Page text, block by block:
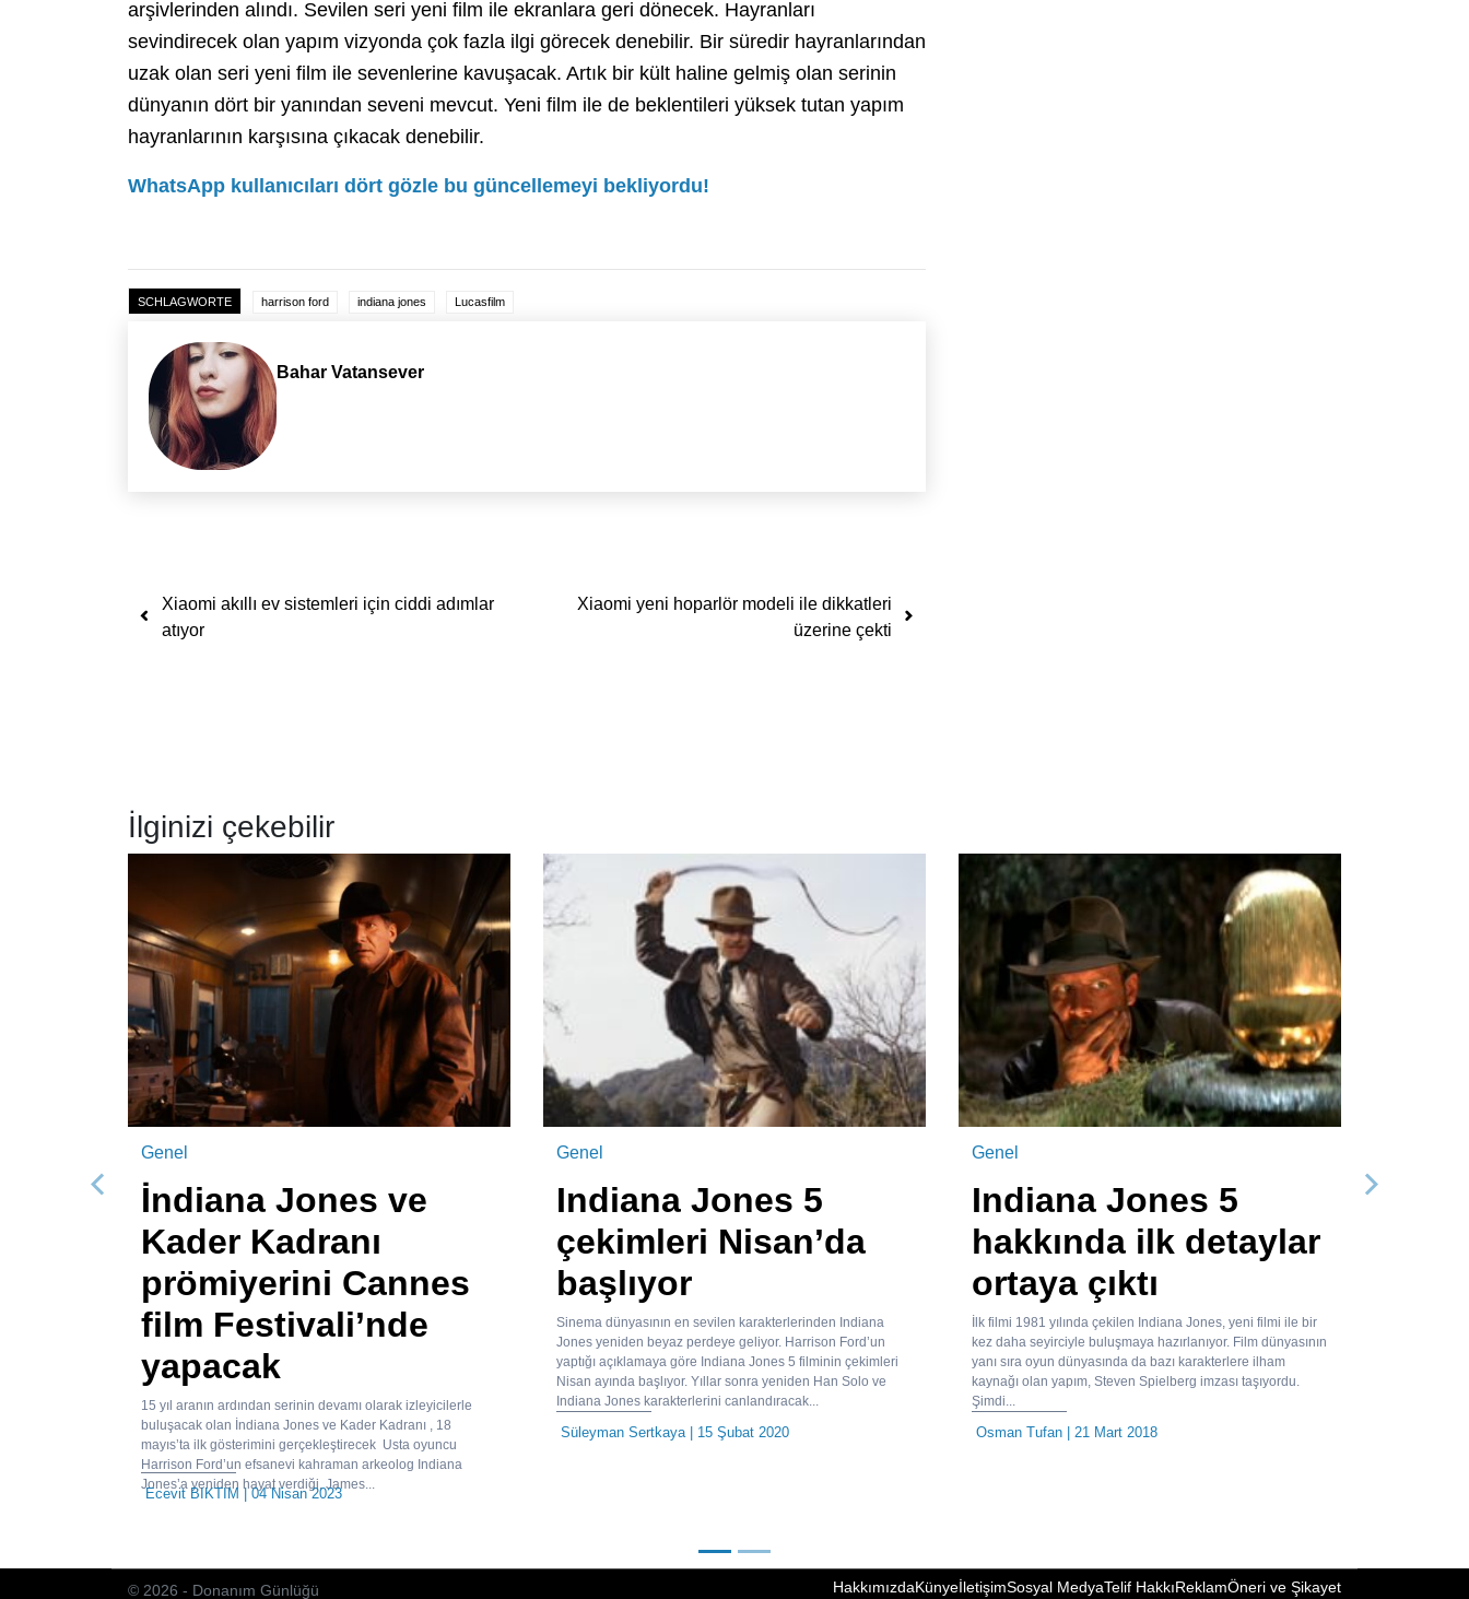
arşivlerinden alındı. Sevilen seri yeni film ile ekranlara geri dönecek. Hayranları
sevindirecek olan yapım vizyonda çok fazla ilgi görecek denebilir. Bir süredir hayranlarından
uzak olan seri yeni film ile sevenlerine kavuşacak. Artık bir kült haline gelmiş olan serinin
dünyanın dört bir yanından seveni mevcut. Yeni film ile de beklentileri yüksek tutan yapım
hayranlarının karşısına çıkacak denebilir.
WhatsApp kullanıcıları dört gözle bu güncellemeyi bekliyordu!
SCHLAGWORTE harrison ford indiana jones Lucasfilm
Bahar Vatansever
Yazı dolaşımı
Xiaomi akıllı ev sistemleri için ciddi adımlar
atıyor
Xiaomi yeni hoparlör modeli ile dikkatleri
üzerine çekti
İlginizi çekebilir
Genel
İndiana Jones ve
Kader Kadranı
prömiyerini Cannes
film Festivali’nde
yapacak
15 yıl aranın ardından serinin devamı olarak izleyicilerle
buluşacak olan İndiana Jones ve Kader Kadranı , 18
mayıs’ta ilk gösterimini gerçekleştirecek Usta oyuncu
Harrison Ford’un efsanevi kahraman arkeolog Indiana
Jones’a yeniden hayat verdiği, James...
Ecevit BIKTIM | 04 Nisan 2023
Genel
Indiana Jones 5
çekimleri Nisan’da
başlıyor
Sinema dünyasının en sevilen karakterlerinden Indiana
Jones yeniden beyaz perdeye geliyor. Harrison Ford’un
yaptığı açıklamaya göre Indiana Jones 5 filminin çekimleri
Nisan ayında başlıyor. Yıllar sonra yeniden Han Solo ve
Indiana Jones karakterlerini canlandıracak...
Süleyman Sertkaya| 15 Şubat 2020
Genel
Indiana Jones 5
hakkında ilk detaylar
ortaya çıktı
İlk filmi 1981 yılında çekilen Indiana Jones, yeni filmi ile bir
kez daha seyirciyle buluşmaya hazırlanıyor. Film dünyasının
yanı sıra oyun dünyasında da bazı karakterlere ilham
kaynağı olan yapım, Steven Spielberg imzası taşıyordu.
Şimdi...
Osman Tufan| 21 Mart 2018
Önceki Sonraki
© 2026 - Donanım Günlüğü HakkımızdaKünyeİletişimSosyal MedyaTelif HakkıReklamÖneri ve Şikayet